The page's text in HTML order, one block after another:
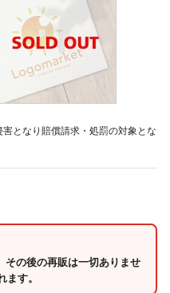
となり賠償請求・処罰の対象とな
その後の再販は一切ありませ
す。